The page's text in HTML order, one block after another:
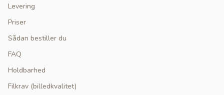
Levering
Priser
Sådan bestiller du
FAQ
Holdbarhed
Filkrav (billedkvalitet)